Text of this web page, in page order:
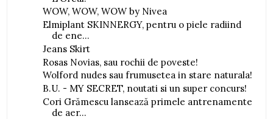
WOW, WOW, WOW by Nivea
Elmiplant SKINNERGY, pentru o piele radiind
de ene...
Jeans Skirt
Rosas Novias, sau rochii de poveste!
Wolford nudes sau frumusetea in stare naturala!
B.U. - MY SECRET, noutati si un super concurs!
Cori Grămescu lansează primele antrenamente
de aer...